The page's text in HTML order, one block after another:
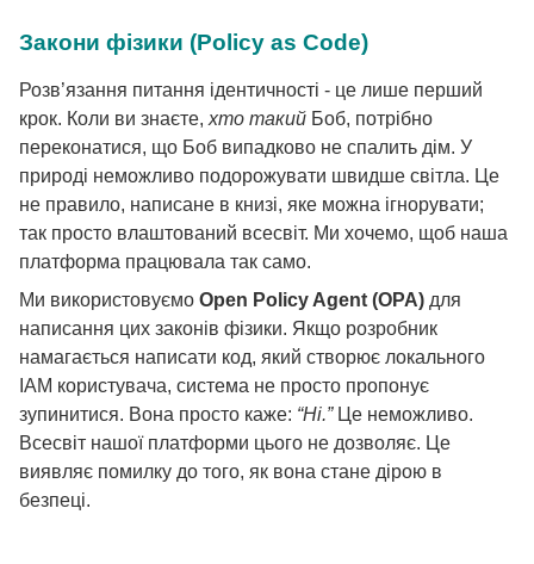
Закони фізики (Policy as Code)
Розв’язання питання ідентичності - це лише перший
крок. Коли ви знаєте, хто такий Боб, потрібно
переконатися, що Боб випадково не спалить дім. У
природі неможливо подорожувати швидше світла. Це
не правило, написане в книзі, яке можна ігнорувати;
так просто влаштований всесвіт. Ми хочемо, щоб наша
платформа працювала так само.
Ми використовуємо Open Policy Agent (OPA) для
написання цих законів фізики. Якщо розробник
намагається написати код, який створює локального
IAM користувача, система не просто пропонує
зупинитися. Вона просто каже: “Ні.”Це неможливо.
Всесвіт нашої платформи цього не дозволяє. Це
виявляє помилку до того, як вона стане дірою в
безпеці.